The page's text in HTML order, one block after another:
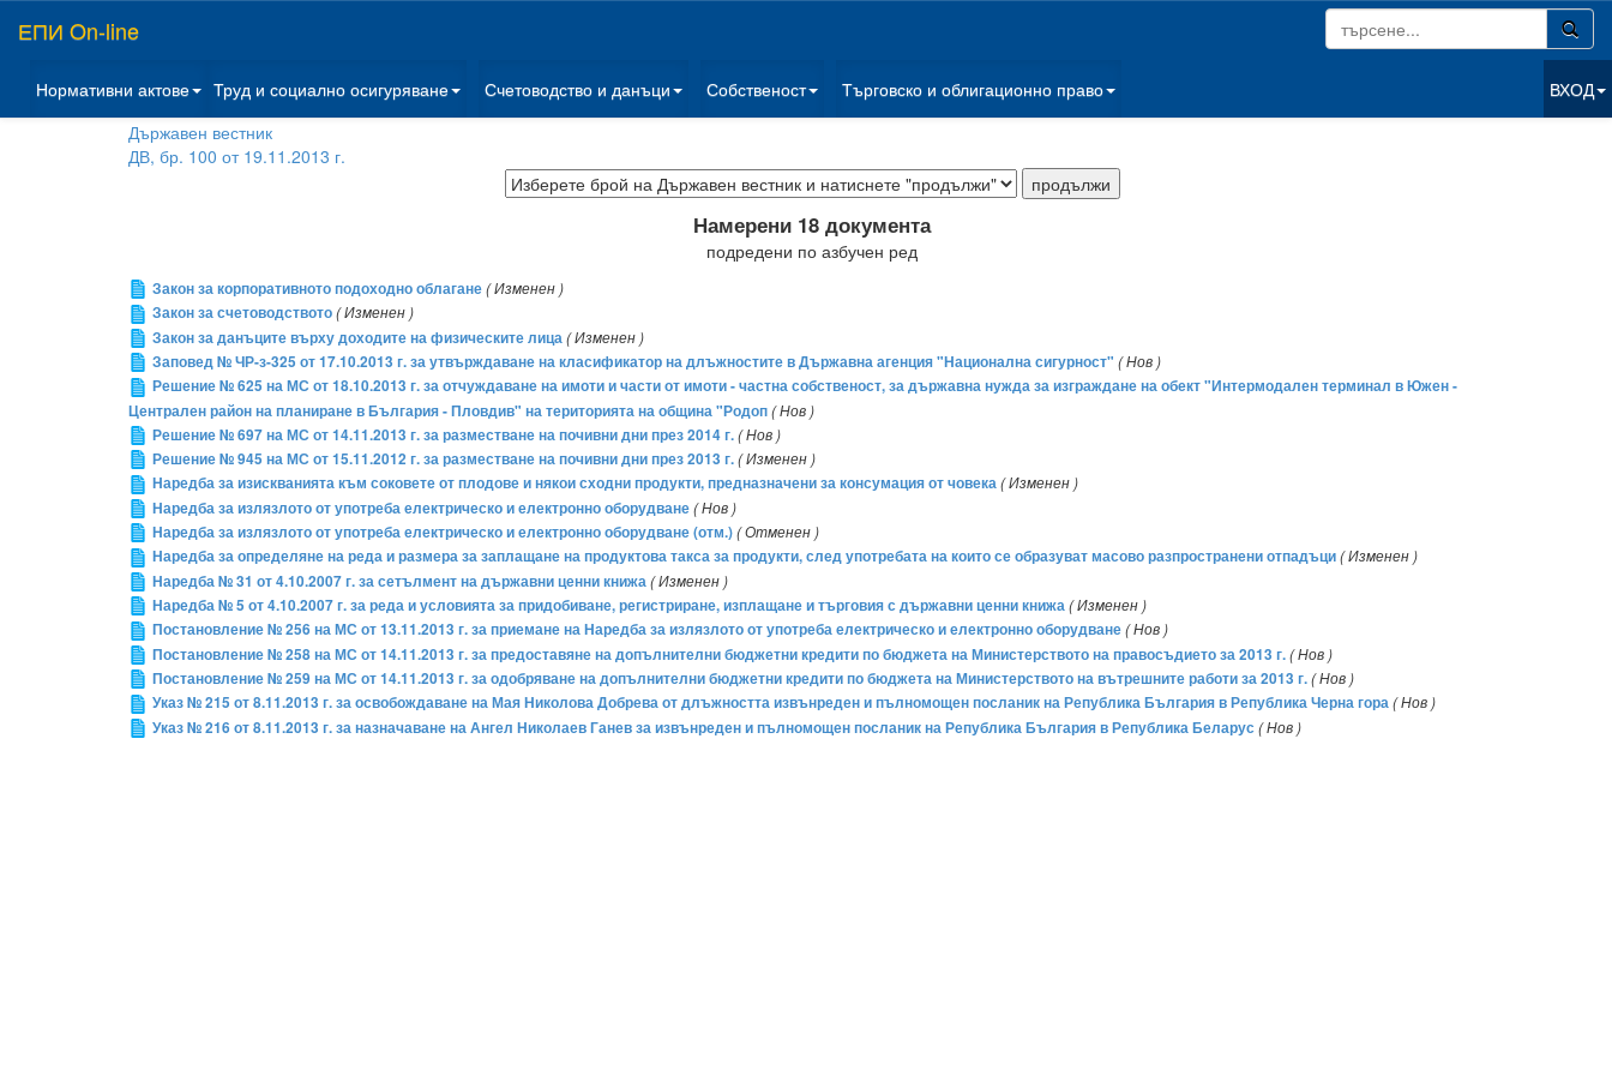
ЕПИ On-line
Нормативни актове Труд и социално осигуряване Счетоводство и данъци Собственост Търговско и облигационно право
ВХОД
Държавен вестник
ДВ, бр. 100 от 19.11.2013 г.
Намерени 18 документа
подредени по азбучен ред
Закон за корпоративното подоходно облагане( Изменен )
Закон за счетоводството( Изменен )
Закон за данъците върху доходите на физическите лица( Изменен )
Заповед № ЧР-з-325 от 17.10.2013 г. за утвърждаване на класификатор на длъжностите в Държавна агенция "Национална сигурност" ( Нов )
Решение № 625 на МС от 18.10.2013 г. за отчуждаване на имоти и части от имоти - частна собственост, за държавна нужда за изграждане на обект "Интермодален терминал в Южен -
Централен район на планиране в България - Пловдив" на територията на община "Родоп( Нов )
Решение № 697 на МС от 14.11.2013 г. за разместване на почивни дни през 2014 г.( Нов )
Решение № 945 на МС от 15.11.2012 г. за разместване на почивни дни през 2013 г.( Изменен )
Наредба за изискванията към соковете от плодове и някои сходни продукти, предназначени за консумация от човека( Изменен )
Наредба за излязлото от употреба електрическо и електронно оборудване( Нов )
Наредба за излязлото от употреба електрическо и електронно оборудване (отм.)( Отменен )
Наредба за определяне на реда и размера за заплащане на продуктова такса за продукти, след употребата на които се образуват масово разпространени отпадъци( Изменен )
Наредба № 31 от 4.10.2007 г. за сетълмент на държавни ценни книжа( Изменен )
Наредба № 5 от 4.10.2007 г. за реда и условията за придобиване, регистриране, изплащане и търговия с държавни ценни книжа( Изменен )
Постановление № 256 на МС от 13.11.2013 г. за приемане на Наредба за излязлото от употреба електрическо и електронно оборудване( Нов )
Постановление № 258 на МС от 14.11.2013 г. за предоставяне на допълнителни бюджетни кредити по бюджета на Министерството на правосъдието за 2013 г.( Нов )
Постановление № 259 на МС от 14.11.2013 г. за одобряване на допълнителни бюджетни кредити по бюджета на Министерството на вътрешните работи за 2013 г.( Нов )
Указ № 215 от 8.11.2013 г. за освобождаване на Мая Николова Добрева от длъжността извънреден и пълномощен посланик на Република България в Република Черна гора( Нов )
Указ № 216 от 8.11.2013 г. за назначаване на Ангел Николаев Ганев за извънреден и пълномощен посланик на Република България в Република Беларус( Нов )